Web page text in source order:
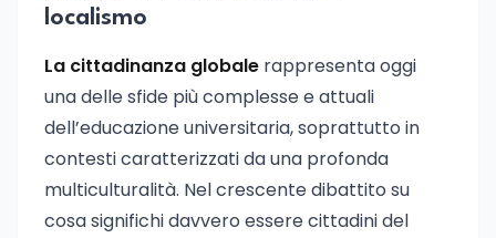
localismo
La cittadinanza globale rappresenta oggi
una delle sfide più complesse e attuali
dell’educazione universitaria, soprattutto in
contesti caratterizzati da una profonda
multiculturalità. Nel crescente dibattito su
cosa significhi davvero essere cittadini del